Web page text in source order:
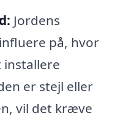
Jordens
på, hvor
er stejl eller
vil det kræve